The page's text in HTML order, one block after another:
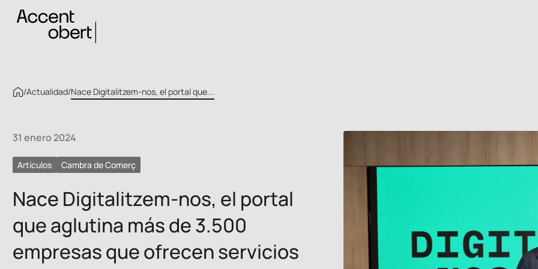
/Actualidad/Nace Digitalitzem-nos, el portal que...
31 enero 2024
Artículos Cambra de Comerç
Nace Digitalitzem-nos, el portal
que aglutina más de 3.500
empresas que ofrecen servicios